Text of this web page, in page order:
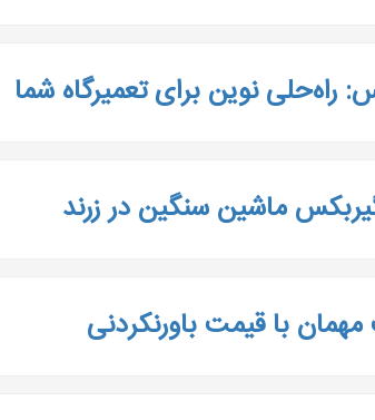
نوین برای تعمیرگاه شما
ماشین سنگین در زرند
با قیمت باورنکردنی